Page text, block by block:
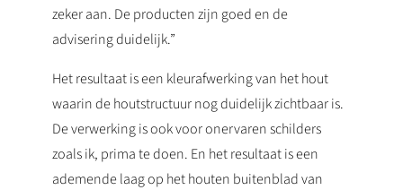
zeker aan. De producten zijn goed en de
advisering duidelijk.”
Het resultaat is een kleurafwerking van het hout
waarin de houtstructuur nog duidelijk zichtbaar is.
De verwerking is ook voor onervaren schilders
zoals ik, prima te doen. En het resultaat is een
ademende laag op het houten buitenblad van